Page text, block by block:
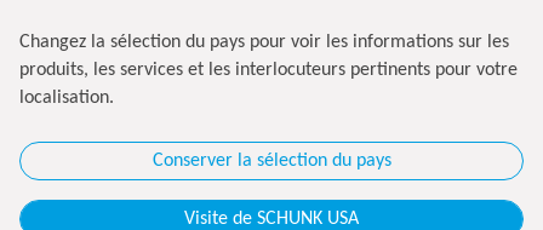
Changez la sélection du pays pour voir les informations sur les
produits, les services et les interlocuteurs pertinents pour votre
localisation.
Conserver la sélection du pays
Visite de SCHUNK USA